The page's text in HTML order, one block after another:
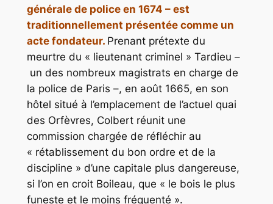
générale de police en 1674 – est
traditionnellement présentée comme un
acte fondateur. Prenant prétexte du
meurtre du « lieutenant criminel » Tardieu –
un des nombreux magistrats en charge de
la police de Paris –, en août 1665, en son
hôtel situé à l’emplacement de l’actuel quai
des Orfèvres, Colbert réunit une
commission chargée de réfléchir au
« rétablissement du bon ordre et de la
discipline » d’une capitale plus dangereuse,
si l’on en croit Boileau, que « le bois le plus
funeste et le moins fréquenté ».